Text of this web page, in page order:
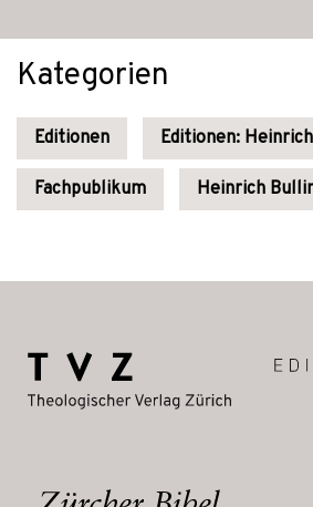
Kategorien
Editionen Editionen:
Fachpublikum Heinrich